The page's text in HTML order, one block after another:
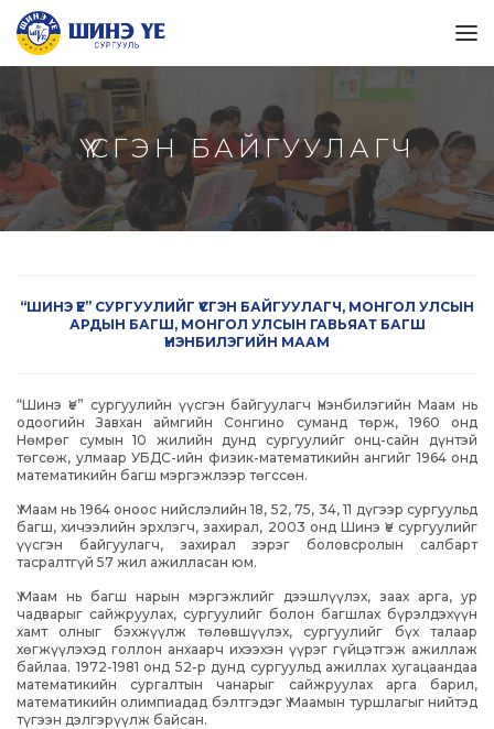
ҮҮСГЭН БАЙГУУЛАГЧ
“ШИНЭ ҮЕ” СУРГУУЛИЙГ ҮҮСГЭН БАЙГУУЛАГЧ, МОНГОЛ УЛСЫН
АРДЫН БАГШ, МОНГОЛ УЛСЫН ГАВЬЯАТ БАГШ
ҮНЭНБИЛЭГИЙН МААМ
“Шинэ Үе” сургуулийн үүсгэн байгуулагч Үнэнбилэгийн Маам нь
одоогийн Завхан аймгийн Сонгино суманд төрж, 1960 онд
Нөмрөг сумын 10 жилийн дунд сургуулийг онц-сайн дүнтэй
төгсөж, улмаар УБДС-ийн физик-математикийн ангийг 1964 онд
математикийн багш мэргэжлээр төгссөн.
Ү.Маам нь 1964 оноос нийслэлийн 18, 52, 75, 34, 11 дүгээр сургуульд
багш, хичээлийн эрхлэгч, захирал, 2003 онд Шинэ Үе сургуулийг
үүсгэн байгуулагч, захирал зэрэг боловсролын салбарт
тасралтгүй 57 жил ажилласан юм.
Ү.Маам нь багш нарын мэргэжлийг дээшлүүлэх, заах арга, ур
чадварыг сайжруулах, сургуулийг болон багшлах бүрэлдэхүүн
хамт олныг бэхжүүлж төлөвшүүлэх, сургуулийг бүх талаар
хөгжүүлэхэд голлон анхаарч ихээхэн үүрэг гүйцэтгэж ажиллаж
байлаа. 1972-1981 онд 52-р дунд сургуульд ажиллах хугацаандаа
математикийн сургалтын чанарыг сайжруулах арга барил,
математикийн олимпиадад бэлтгэдэг Ү.Маамын туршлагыг нийтэд
түгээн дэлгэрүүлж байсан.